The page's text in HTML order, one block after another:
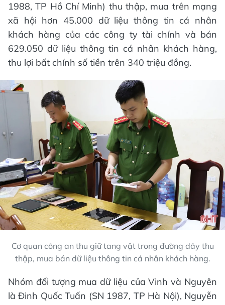
1988, TP Hồ Chí Minh) thu thập, mua trên mạng
xã hội hơn 45.000 dữ liệu thông tin cá nhân
khách hàng của các công ty tài chính và bán
629.050 dữ liệu thông tin cá nhân khách hàng,
thu lợi bất chính số tiền trên 340 triệu đồng.
Cơ quan công an thu giữ tang vật trong đường dây thu
thập, mua bán dữ liệu thông tin cá nhân khách hàng.
Nhóm đối tượng mua dữ liệu của Vinh và Nguyên
là Đinh Quốc Tuấn (SN 1987, TP Hà Nội), Nguyễn